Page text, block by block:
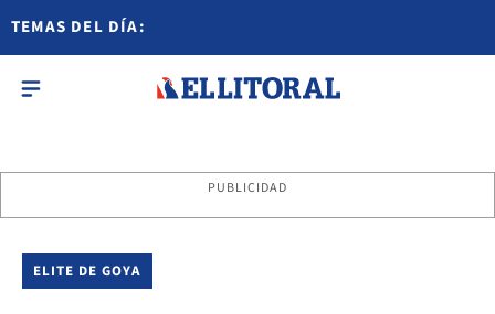
TEMAS DEL DÍA:
PUBLICIDAD
ELITE DE GOYA